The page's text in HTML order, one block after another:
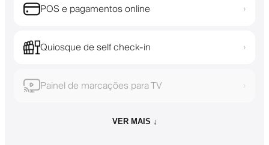
POS e pagamentos online ›
Quiosque de self check-in ›
Painel de marcações para TV ›
VER MAIS ↓